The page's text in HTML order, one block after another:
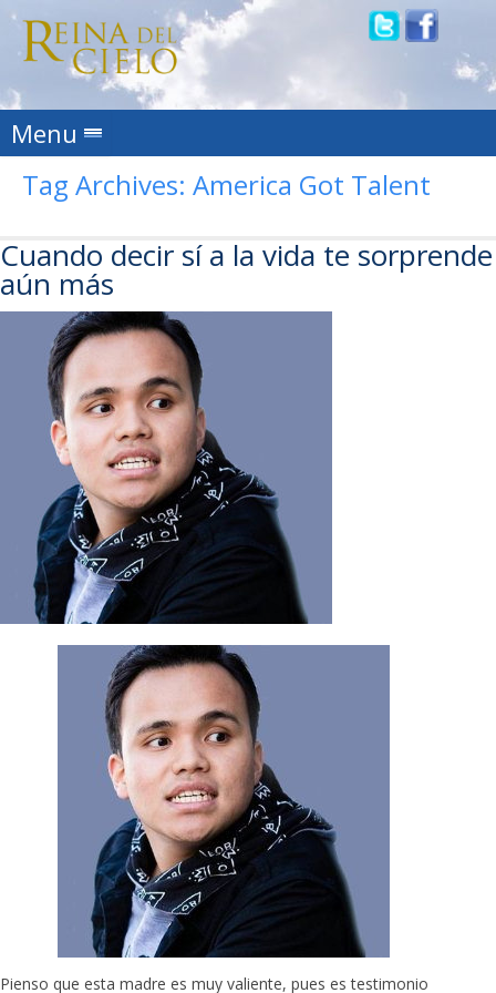
Menu Skip to content
Tag Archives: America Got Talent
Cuando decir sí a la vida te sorprende
aún más
Pienso que esta madre es muy valiente, pues es testimonio